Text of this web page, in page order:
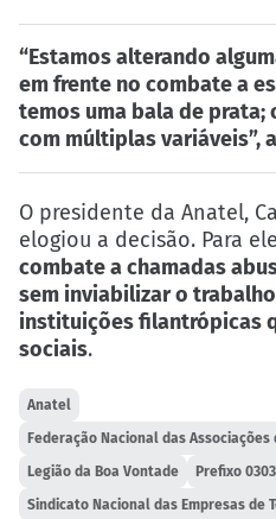
“Estamos alterando
em frente no combate a
temos uma bala de prata;
com múltiplas variáveis”,
O presidente da Anatel,
elogiou a decisão. Para
combate a chamadas
sem inviabilizar o
instituições filantrópicas
sociais.
Anatel
Federação Nacional das Associações
Legião da Boa Vontade Prefixo 0303
Sindicato Nacional das Empresas de